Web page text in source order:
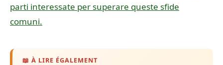
parti interessate per superare queste sfide
comuni.
📖 À LIRE ÉGALEMENT